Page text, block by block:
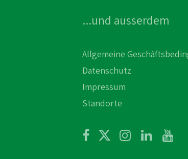
...und ausserdem
Allgemeine
Datenschutz
Impressum
Standorte